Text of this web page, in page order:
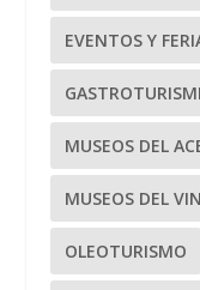
EVENTOS Y
MUSEOS DEL
MUSEOS DEL
OLEOTURISMO